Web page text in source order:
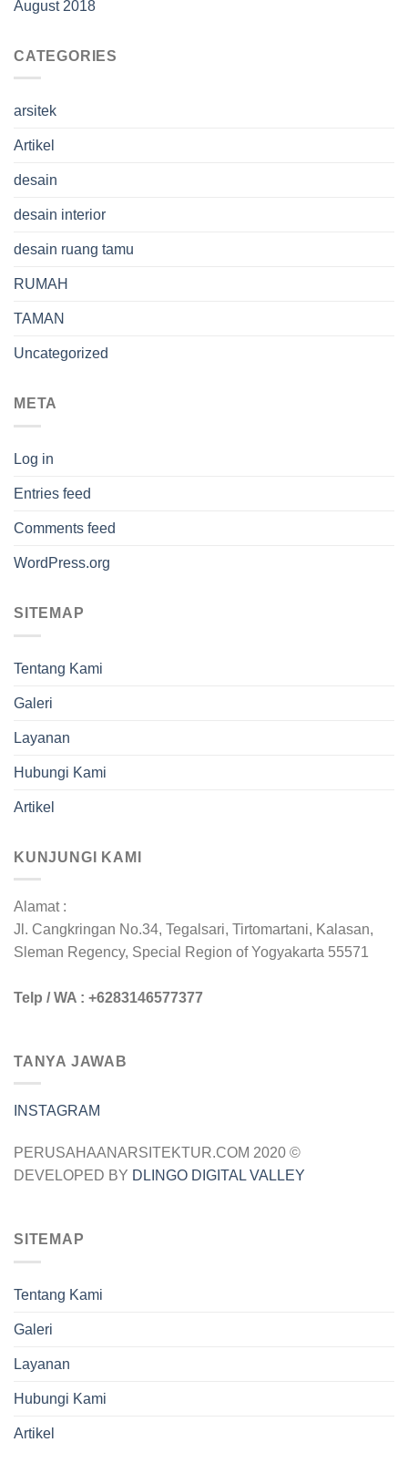
August 2018
CATEGORIES
arsitek
Artikel
desain
desain interior
desain ruang tamu
RUMAH
TAMAN
Uncategorized
META
Log in
Entries feed
Comments feed
WordPress.org
SITEMAP
Tentang Kami
Galeri
Layanan
Hubungi Kami
Artikel
KUNJUNGI KAMI
Alamat :
Jl. Cangkringan No.34, Tegalsari, Tirtomartani, Kalasan,
Sleman Regency, Special Region of Yogyakarta 55571
Telp / WA : +6283146577377
TANYA JAWAB
INSTAGRAM
PERUSAHAANARSITEKTUR.COM 2020 ©
DEVELOPED BY DLINGO DIGITAL VALLEY
SITEMAP
Tentang Kami
Galeri
Layanan
Hubungi Kami
Artikel